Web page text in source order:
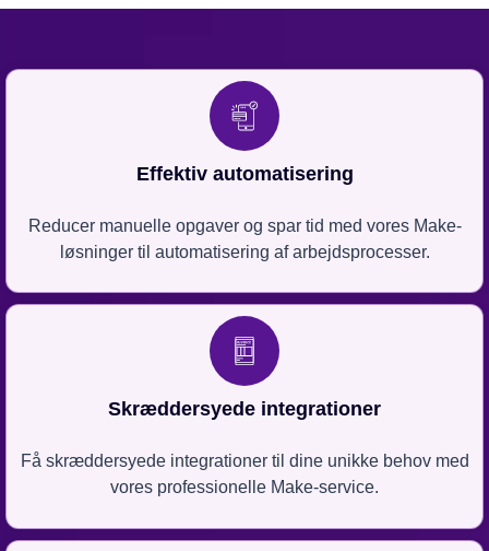
Effektiv automatisering
Reducer manuelle opgaver og spar tid med vores Make-
løsninger til automatisering af arbejdsprocesser.
Skræddersyede integrationer
Få skræddersyede integrationer til dine unikke behov med
vores professionelle Make-service.